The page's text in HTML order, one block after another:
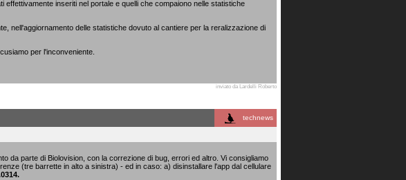
inseriti nel portale e quelli che compaiono nelle statistiche
nell'aggiornamento delle statistiche dovuto al cantiere per la reralizzazione di
per l'inconveniente.
inviato da Lardelli Roberto
technews
da parte di Biolovision, con la correzione di bug, errori ed altro. Vi consigliamo
(tre barrette in alto a sinistra) - ed in caso: a) disinstallare l'app dal cellulare